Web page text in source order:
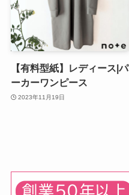
【有料型紙】レディース|パ
ーカーワンピース
2023年11月19日